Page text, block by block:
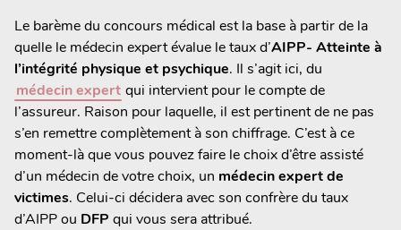
Le barème du concours médical est la base à partir de la
quelle le médecin expert évalue le taux d’AIPP- Atteinte à
l’intégrité physique et psychique. Il s’agit ici, du
médecin expert qui intervient pour le compte de
l’assureur. Raison pour laquelle, il est pertinent de ne pas
s’en remettre complètement à son chiffrage. C’est à ce
moment-là que vous pouvez faire le choix d’être assisté
d’un médecin de votre choix, un médecin expert de
victimes. Celui-ci décidera avec son confrère du taux
d’AIPP ou DFP qui vous sera attribué.